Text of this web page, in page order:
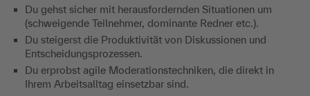
Du gehst sicher mit herausfordernden Situationen um
(schweigende Teilnehmer, dominante Redner etc.).
Du steigerst die Produktivität von Diskussionen und
Entscheidungsprozessen.
Du erprobst agile Moderationstechniken, die direkt in
Ihrem Arbeitsalltag einsetzbar sind.